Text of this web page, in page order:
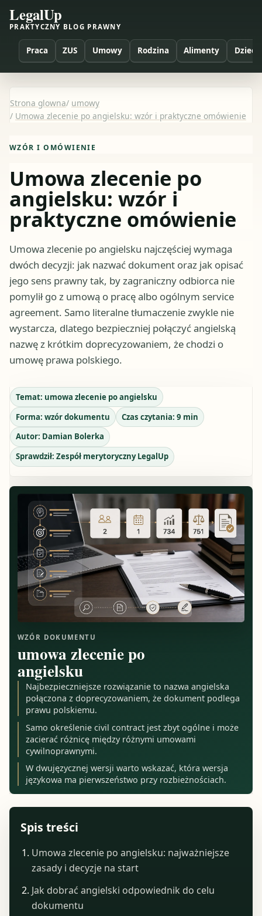
LegalUp
PRAKTYCZNY BLOG PRAWNY
Praca ZUS Umowy Rodzina Alimenty Dzieci
Strona glowna/ umowy
/ Umowa zlecenie po angielsku: wzór i praktyczne omówienie
WZÓR I OMÓWIENIE
Umowa zlecenie po
angielsku: wzór i
praktyczne omówienie
Umowa zlecenie po angielsku najczęściej wymaga
dwóch decyzji: jak nazwać dokument oraz jak opisać
jego sens prawny tak, by zagraniczny odbiorca nie
pomylił go z umową o pracę albo ogólnym service
agreement. Samo literalne tłumaczenie zwykle nie
wystarcza, dlatego bezpieczniej połączyć angielską
nazwę z krótkim doprecyzowaniem, że chodzi o
umowę prawa polskiego.
Temat: umowa zlecenie po angielsku
Forma: wzór dokumentu Czas czytania: 9 min
Autor: Damian Bolerka
Sprawdził: Zespół merytoryczny LegalUp
WZÓR DOKUMENTU
umowa zlecenie po
angielsku
Najbezpieczniejsze rozwiązanie to nazwa angielska
połączona z doprecyzowaniem, że dokument podlega
prawu polskiemu.
Samo określenie civil contract jest zbyt ogólne i może
zacierać różnicę między różnymi umowami
cywilnoprawnymi.
W dwujęzycznej wersji warto wskazać, która wersja
językowa ma pierwszeństwo przy rozbieżnościach.
Spis treści
Umowa zlecenie po angielsku: najważniejsze
zasady i decyzje na start
Jak dobrać angielski odpowiednik do celu
dokumentu